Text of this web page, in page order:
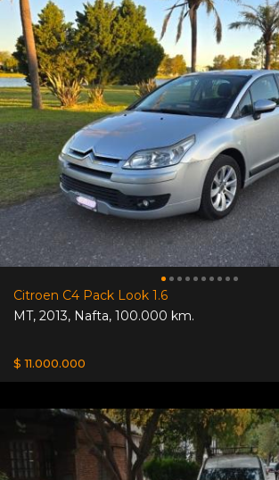
Citroen C4 Pack Look 1.6
MT, 2013, Nafta, 100.000 km.
$ 11.000.000